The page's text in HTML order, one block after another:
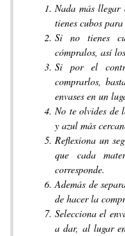
Nada más llegar
tienes cubos
Si no tienes
cómpralos, así
Si por el
comprarlos,
envases en un
No te olvides de
y azul más
Reflexiona un
que cada
corresponde.
Además de
de hacer la
Selecciona el
a dar, al lugar